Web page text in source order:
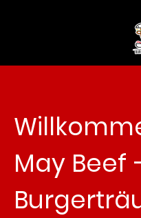
May Beef